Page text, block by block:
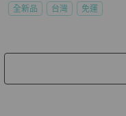
全新品 台灣 免運